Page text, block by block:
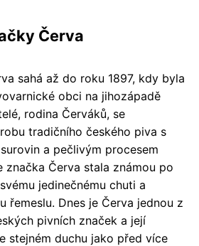
Červa
sahá až do roku 1897, kdy byla
obci na jihozápadě
rodina Červáků, se
tradičního českého piva s
a pečlivým procesem
značka Červa stala známou po
jedinečnému chuti a
řemeslu. Dnes je Červa jednou z
pivních značek a její
stejném duchu jako před více